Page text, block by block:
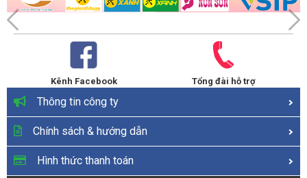
Kênh Facebook Tổng đài hỗ trợ
Thông tin công ty
Chính sách & hướng dẫn
Hình thức thanh toán